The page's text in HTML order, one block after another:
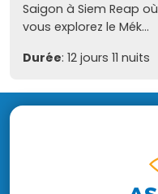
Saigon à Siem Reap où
vous explorez le Mék...
Durée: 12 jours 11 nuits